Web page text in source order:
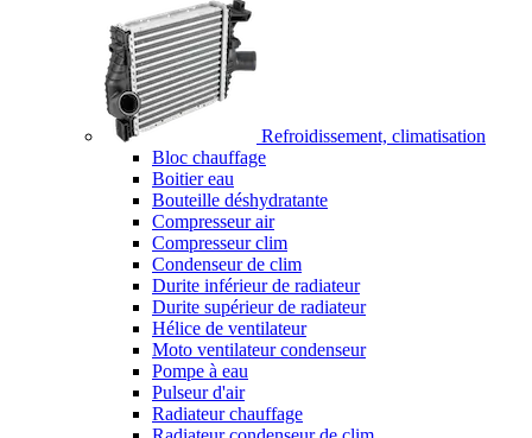
Refroidissement, climatisation
Bloc chauffage
Boitier eau
Bouteille déshydratante
Compresseur air
Compresseur clim
Condenseur de clim
Durite inférieur de radiateur
Durite supérieur de radiateur
Hélice de ventilateur
Moto ventilateur condenseur
Pompe à eau
Pulseur d'air
Radiateur chauffage